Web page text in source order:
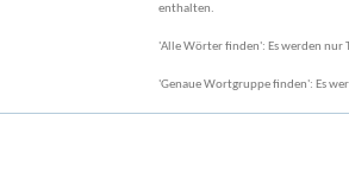
enthalten.
'Alle Wörter finden': Es werden nur
'Genaue Wortgruppe finden': Es